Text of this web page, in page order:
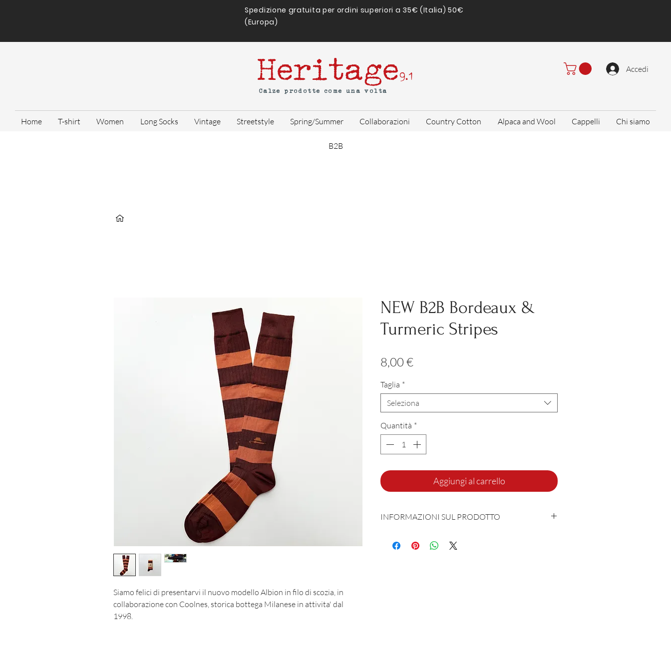
Spedizione gratuita per ordini superiori a 35€ (Italia) 50€
(Europa)
Heritage9.1
Calze prodotte come una volta
Accedi
Home T-shirt Women Long Socks Vintage Streetstyle Spring/Summer Collaborazioni Country Cotton Alpaca and Wool Cappelli Chi siamo
B2B
Siamo felici di presentarvi il nuovo modello Albion in filo di scozia, in
collaborazione con Coolnes, storica bottega Milanese in attivita' dal
1998.
NEW B2B Bordeaux &
Turmeric Stripes
8,00 €Prezzo
Taglia *
Seleziona
Quantità *
Aggiungi al carrello
INFORMAZIONI SUL PRODOTTO
90% Fillo di Scozia - 10% Polyamide